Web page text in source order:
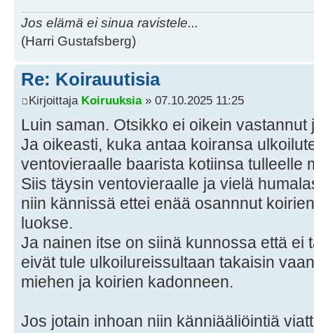
Jos elämä ei sinua ravistele...
(Harri Gustafsberg)
Re: Koirauutisia
Kirjoittaja Koiruuksia» 07.10.2025 11:25
Luin saman. Otsikko ei oikein vastannut
Ja oikeasti, kuka antaa koiransa
ventovieraalle baarista kotiinsa tulleelle
Siis täysin ventovieraalle ja vielä
niin kännissä ettei enää osannnut
luokse.
Ja nainen itse on siinä kunnossa että ei
eivät tule ulkoilureissultaan takaisin
miehen ja koirien kadonneen.
Jos jotain inhoan niin känniääliöintiä